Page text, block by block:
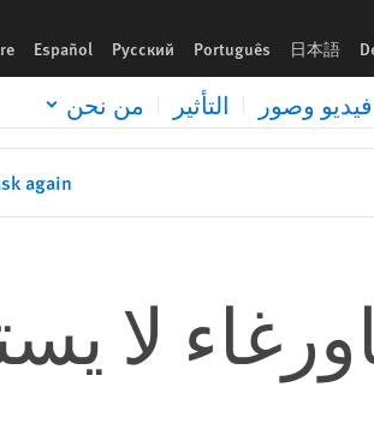
日本語
Português
Русский
Español
فيديو وصور التأثير من نحن
again
لا